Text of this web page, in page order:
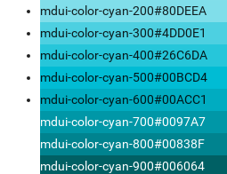
mdui-color-cyan-200#80DEEA
mdui-color-cyan-300#4DD0E1
mdui-color-cyan-400#26C6DA
mdui-color-cyan-500#00BCD4
mdui-color-cyan-600#00ACC1
mdui-color-cyan-700#0097A7
mdui-color-cyan-800#00838F
mdui-color-cyan-900#006064